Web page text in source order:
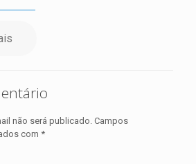
não será publicado. Campos
com *